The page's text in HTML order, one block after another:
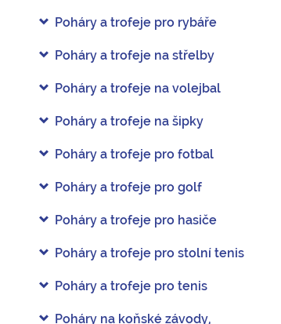
Poháry a trofeje pro rybáře
Poháry a trofeje na střelby
Poháry a trofeje na volejbal
Poháry a trofeje na šipky
Poháry a trofeje pro fotbal
Poháry a trofeje pro golf
Poháry a trofeje pro hasiče
Poháry a trofeje pro stolní tenis
Poháry a trofeje pro tenis
Poháry na koňské závody,